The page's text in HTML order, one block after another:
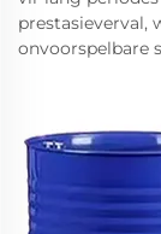
prestasieverval,
onvoorspelbare